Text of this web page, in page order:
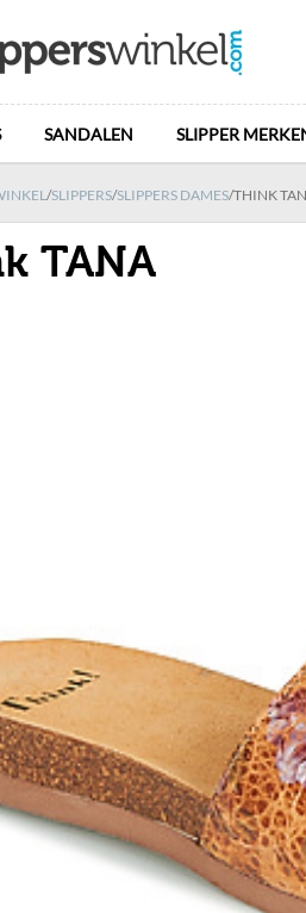
SANDALEN SLIPPER
/SLIPPERS/SLIPPERS DAMES/THINK
TANA